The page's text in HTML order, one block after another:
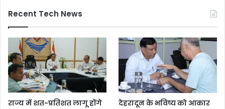
Recent Tech News
राज्य में शत-प्रतिशत लागू होंगे
देहरादून के भविष्य को आकार